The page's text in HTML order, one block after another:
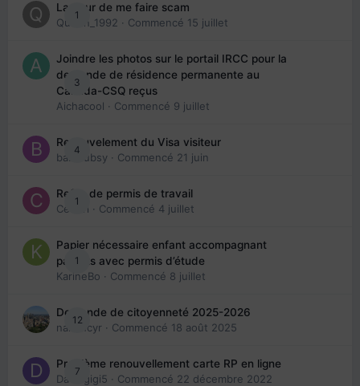
1
La peur de me faire scam
Queen_1992 · Commencé 15 juillet
3
Joindre les photos sur le portail IRCC pour la
demande de résidence permanente au
Canada-CSQ reçus
Aichacool · Commencé 9 juillet
4
Renouvelement du Visa visiteur
babibubsy · Commencé 21 juin
1
Refus de permis de travail
Cedbri · Commencé 4 juillet
1
Papier nécessaire enfant accompagnant
parents avec permis d’étude
KarineBo · Commencé 8 juillet
12
Demande de citoyenneté 2025-2026
nanancyr · Commencé 18 août 2025
7
Problème renouvellement carte RP en ligne
Davidgigi5 · Commencé 22 décembre 2022